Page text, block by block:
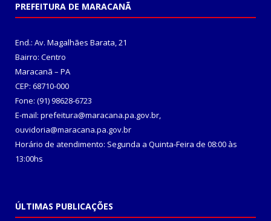
PREFEITURA DE MARACANÃ
End.: Av. Magalhães Barata, 21
Bairro: Centro
Maracanã – PA
CEP: 68710-000
Fone: (91) 98628-6723
E-mail: prefeitura@maracana.pa.gov.br,
ouvidoria@maracana.pa.gov.br
Horário de atendimento: Segunda a Quinta-Feira de 08:00 às
13:00hs
ÚLTIMAS PUBLICAÇÕES